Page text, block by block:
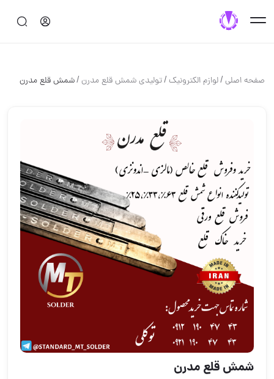
صفحه اصلی/لوازم الكترونيك/تولیدی شمش قلع مدرن/شمش قلع مدرن
شمش قلع مدرن